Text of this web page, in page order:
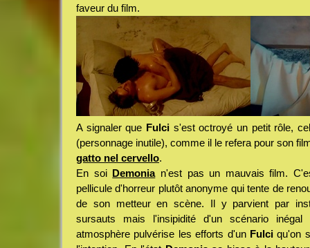
faveur du film.
A signaler que Fulci s'est octroyé un petit rôle,
(personnage inutile), comme il le refera pour son
gatto nel cervello.
En soi Demonian'est pas un mauvais film.
pellicule d'horreur plutôt anonyme qui tente de
de son metteur en scène. Il y parvient par
sursauts mais l'insipidité d'un scénario
atmosphère pulvérise les efforts d'un Fulci qu'on